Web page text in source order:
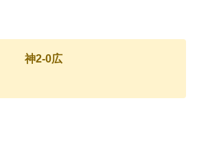
神2-0広